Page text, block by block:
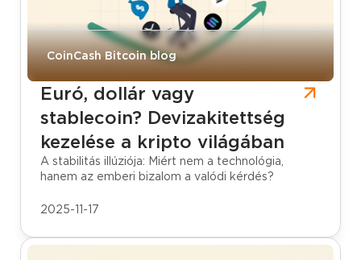
CoinCash Bitcoin blog
Euró, dollár vagy
stablecoin? Devizakitettség
kezelése a kripto világában
A stabilitás illúziója: Miért nem a technológia,
hanem az emberi bizalom a valódi kérdés?
2025-11-17